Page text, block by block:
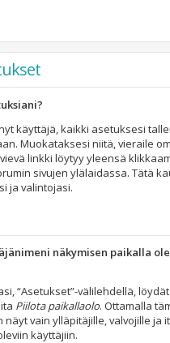
käyttäjä, kaikki asetuksesi
Muokataksesi niitä, vieraile
linkki löytyy yleensä
sivujen ylälaidassa. Tätä
ja valintojasi.
näkymisen paikalla
“Asetukset”-välilehdellä, löydät
Piilota paikallaolo. Ottamalla
vain ylläpitäjille, valvojille ja
käyttäjiin.